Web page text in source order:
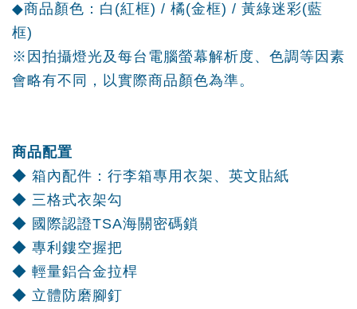
◆商品顏色：白(紅框) / 橘(金框) / 黃綠迷彩(藍
框)
※因拍攝燈光及每台電腦螢幕解析度、色調等因素
會略有不同，以實際商品顏色為準。
商品配置
◆ 箱內配件：行李箱專用衣架、英文貼紙
◆ 三格式衣架勾
◆ 國際認證TSA海關密碼鎖
◆ 專利鏤空握把
◆ 輕量鋁合金拉桿
◆ 立體防磨腳釘